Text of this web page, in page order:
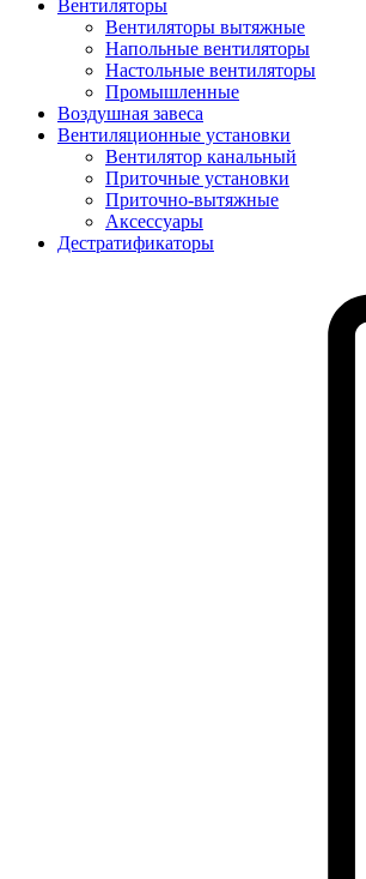
Вентиляторы
Вентиляторы вытяжные
Напольные вентиляторы
Настольные вентиляторы
Промышленные
Воздушная завеса
Вентиляционные установки
Вентилятор канальный
Приточные установки
Приточно-вытяжные
Аксессуары
Дестратификаторы